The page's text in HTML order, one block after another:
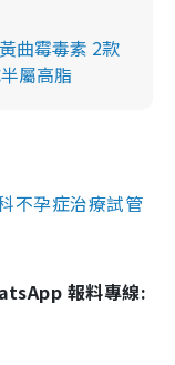
曲霉毒素 2款
屬高脂
不孕症治療試管
報料專線: